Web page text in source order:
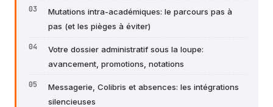
Mutations intra-académiques: le parcours pas à
pas (et les pièges à éviter)
Votre dossier administratif sous la loupe:
avancement, promotions, notations
Messagerie, Colibris et absences: les intégrations
silencieuses